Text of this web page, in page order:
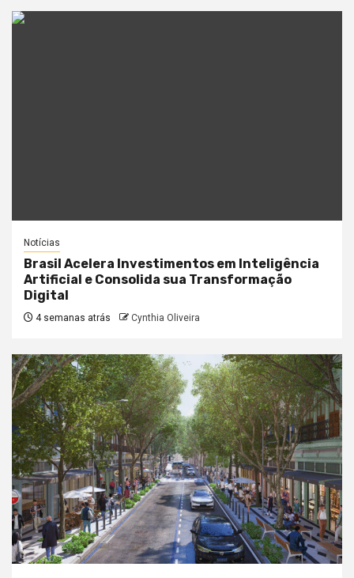
Notícias
Brasil Acelera Investimentos em Inteligência
Artificial e Consolida sua Transformação
Digital
4 semanas atrás Cynthia Oliveira